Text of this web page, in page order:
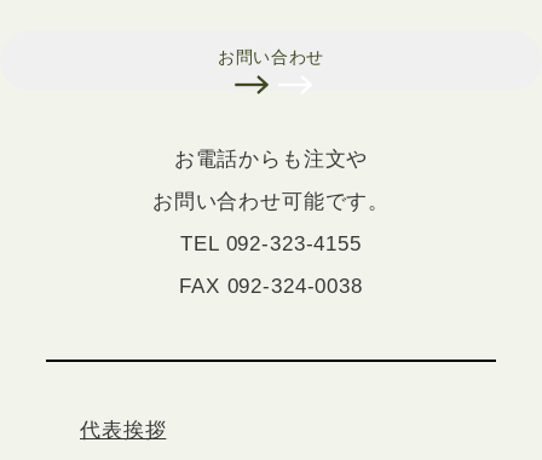
お問い合わせ
お電話からも注文や
お問い合わせ可能です。
TEL 092-323-4155
FAX 092-324-0038
代表挨拶